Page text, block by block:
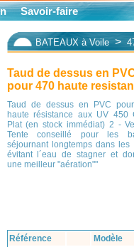
Savoir-faire
BATEAUX à Voile>
Taud de dessus en
pour 470 haute
Taud de dessus en PVC
haute résistance aux UV 450
Plat (en stock immédiat) 2 -
Tente conseillé pour les
séjournant longtemps dans les
évitant l´eau de stagner et
une meilleur "aération""
Référence Modèle